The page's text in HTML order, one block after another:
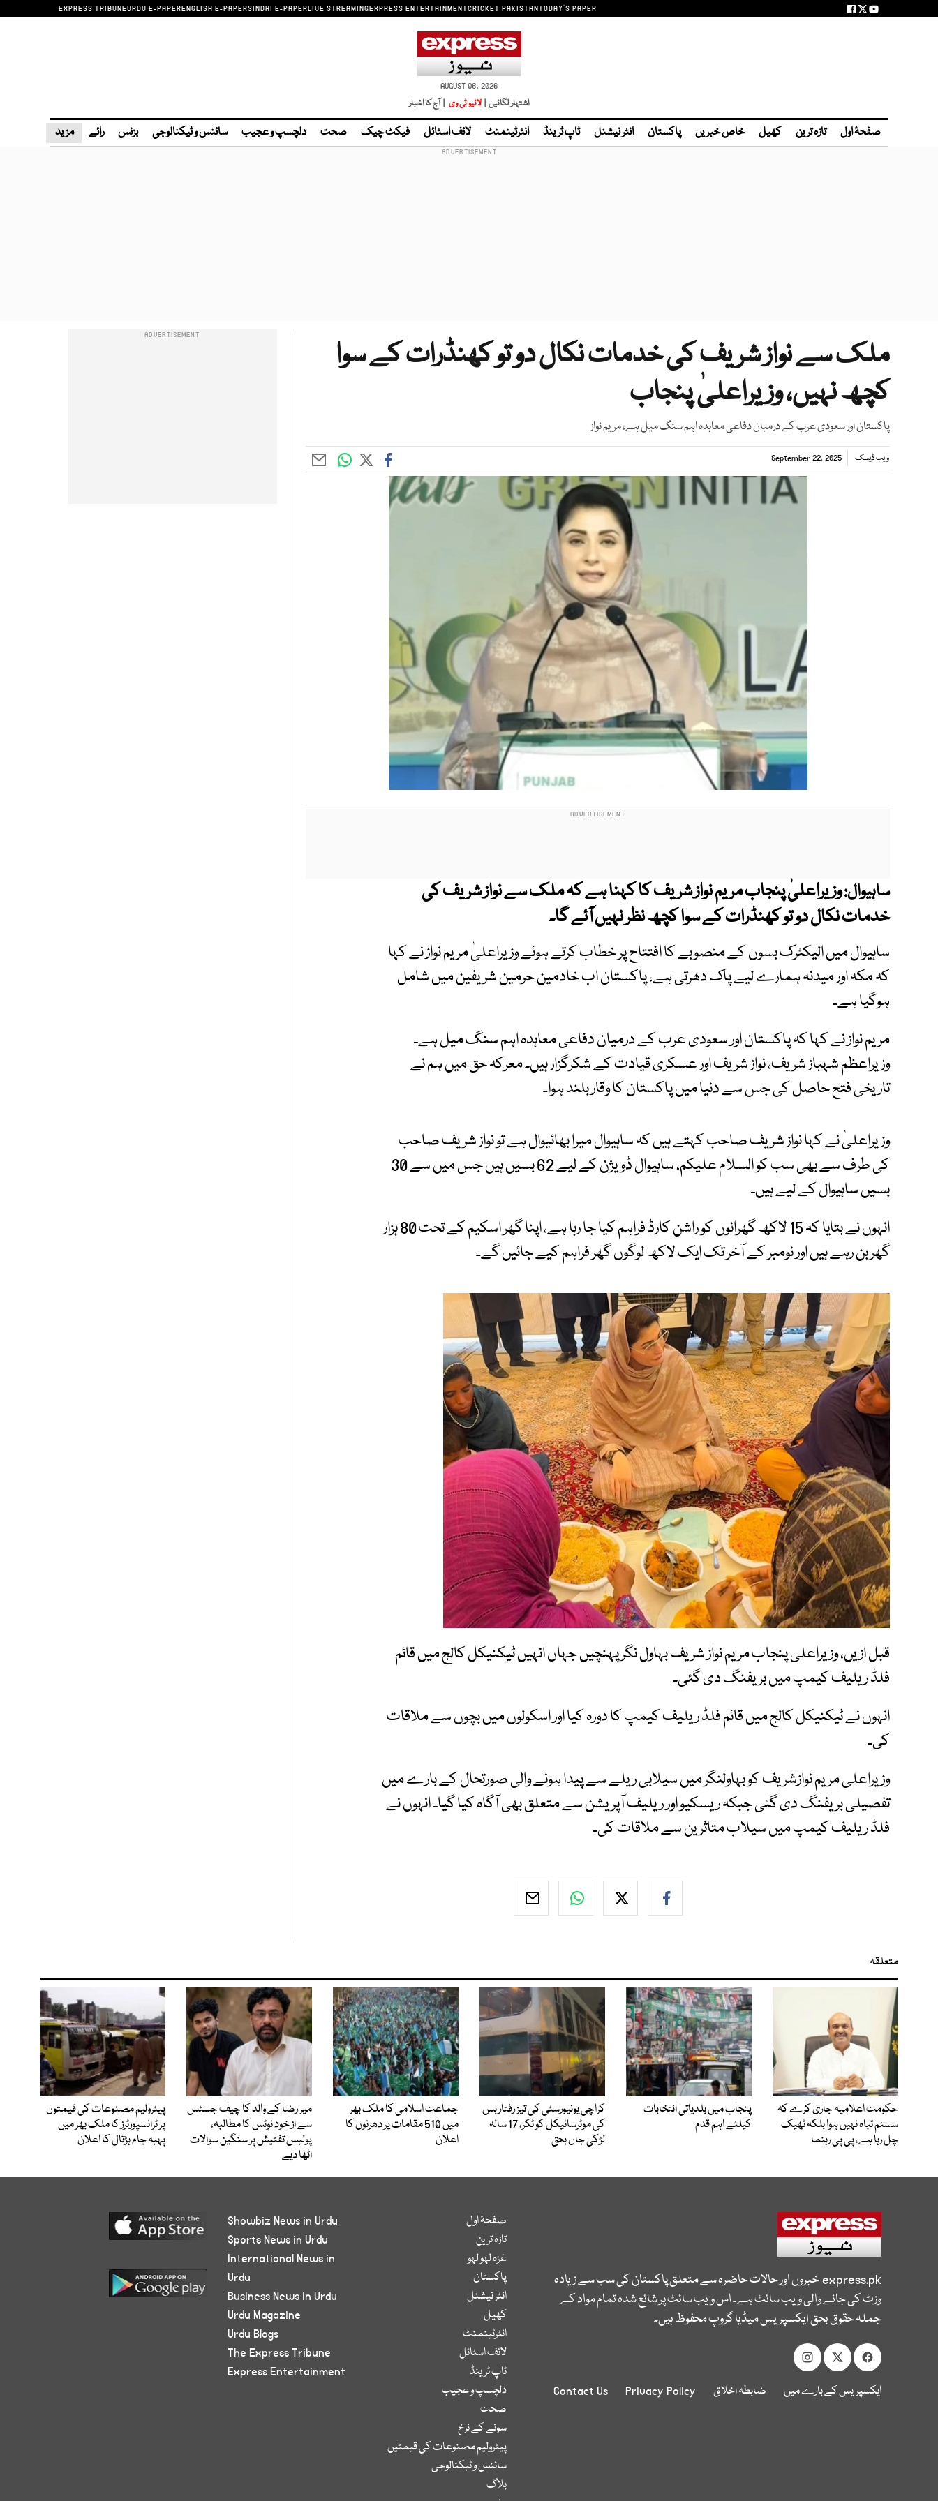
EXPRESS TRIBUNEURDU E-PAPERENGLISH E-PAPERSINDHI E-PAPERLIVE STREAMINGEXPRESS ENTERTAINMENTCRICKET PAKISTANTODAY'S PAPER
AUGUST 06, 2026
اشتہار لگائیں | لائیو ٹی وی | آج کا اخبار
صفحۂ اول تازہ ترین کھیل خاص خبریں پاکستان انٹر نیشنل ٹاپ ٹرینڈ انٹرٹینمنٹ لائف اسٹائل فیکٹ چیک صحت دلچسپ و عجیب سائنس و ٹیکنالوجی بزنس رائے مزید
ملک سے نواز شریف کی خدمات نکال دو تو کھنڈرات کے سوا
کچھ نہیں، وزیراعلیٰ پنجاب
پاکستان اور سعودی عرب کے درمیان دفاعی معاہدہ اہم سنگ میل ہے، مریم نواز
ویب ڈیسک September 22, 2025
ساہیوال:وزیراعلیٰ پنجاب مریم نواز شریف کا کہنا ہے کہ ملک سے نواز شریف کی
خدمات نکال دو تو کھنڈرات کے سوا کچھ نظر نہیں آئے گا۔
ساہیوال میں الیکٹرک بسوں کے منصوبے کا افتتاح پر خطاب کرتے ہوئے وزیراعلیٰ مریم نواز نے کہا
کہ مکہ اور میدنہ ہمارے لیے پاک دھرتی ہے، پاکستان اب خادمین حرمین شریفین میں شامل
ہوگیا ہے۔
مریم نواز نے کہا کہ پاکستان اور سعودی عرب کے درمیان دفاعی معاہدہ اہم سنگ میل ہے۔
وزیراعظم شہباز شریف، نواز شریف اور عسکری قیادت کے شکرگزار ہیں۔ معرکہ حق میں ہم نے
تاریخی فتح حاصل کی جس سے دنیا میں پاکستان کا وقار بلند ہوا۔
وزیراعلیٰ نے کہا نواز شریف صاحب کہتے ہیں کہ ساہیوال میرا بھائیوال ہے تو نواز شریف صاحب
کی طرف سے بھی سب کو السلام علیکم، ساہیوال ڈویژن کے لیے 62 بسیں ہیں جس میں سے 30
بسیں ساہیوال کے لیے ہیں۔
انہوں نے بتایا کہ 15 لاکھ گھرانوں کو راشن کارڈ فراہم کیا جا رہا ہے، اپنا گھر اسکیم کے تحت 80 ہزار
گھر بن رہے ہیں اور نومبر کے آخر تک ایک لاکھ لوگوں گھر فراہم کیے جائیں گے۔
قبل ازیں، وزیراعلی پنجاب مریم نواز شریف بہاول نگر پہنچیں جہاں انہیں ٹیکنیکل کالج میں قائم
فلڈ ریلیف کیمپ میں بریفنگ دی گئی۔
انہوں نے ٹیکنیکل کالج میں قائم فلڈ ریلیف کیمپ کا دورہ کیا اور اسکولوں میں بچوں سے ملاقات
کی۔
وزیراعلی مریم نوازشریف کو بہاولنگر میں سیلابی ریلے سے پیدا ہونے والی صورتحال کے بارے میں
تفصیلی بریفنگ دی گئی جبکہ ریسکیو اور ریلیف آپریشن سے متعلق بھی آگاہ کیا گیا۔ انہوں نے
فلڈ ریلیف کیمپ میں سیلاب متاثرین سے ملاقات کی۔
متعلقہ
حکومت اعلامیہ جاری کرے کہ
سسٹم تباہ نہیں ہوا بلکہ ٹھیک
چل رہا ہے، پی پی رہنما
پنجاب میں بلدیاتی انتخابات
کیلئے اہم قدم
کراچی یونیورسٹی کی تیز رفتار بس
کی موٹرسائیکل کو ٹکر، 17 سالہ
لڑکی جاں بحق
جماعت اسلامی کا ملک بھر
میں 510 مقامات پر دھرنوں کا
اعلان
میر رضا کے والد کا چیف جسٹس
سے از خود نوٹس کا مطالبہ،
پولیس تفتیش پر سنگین سوالات
اٹھا دیے
پیٹرولیم مصنوعات کی قیمتوں
پر ٹرانسپورٹرز کا ملک بھر میں
پہیہ جام ہڑتال کا اعلان
express.pkخبروں اور حالات حاضرہ سے متعلق پاکستان کی سب سے زیادہ
وزٹ کی جانے والی ویب سائٹ ہے۔ اس ویب سائٹ پر شائع شدہ تمام مواد کے
جملہ حقوق بحق ایکسپریس میڈیا گروپ محفوظ ہیں۔
ایکسپریس کے بارے میں ضابطہ اخلاق Privacy Policy
Contact Us
صفحۂ اول
تازہ ترین
غزہ لہو لہو
پاکستان
انٹر نیشنل
کھیل
انٹرٹینمنٹ
لائف اسٹائل
ٹاپ ٹرینڈ
دلچسپ و عجیب
صحت
سونے کے نرخ
پیٹرولیم مصنوعات کی قیمتیں
سائنس و ٹیکنالوجی
بلاگ
Showbiz News in Urdu
Sports News in Urdu
International News in
Urdu
Business News in Urdu
Urdu Magazine
Urdu Blogs
The Express Tribune
Express Entertainment